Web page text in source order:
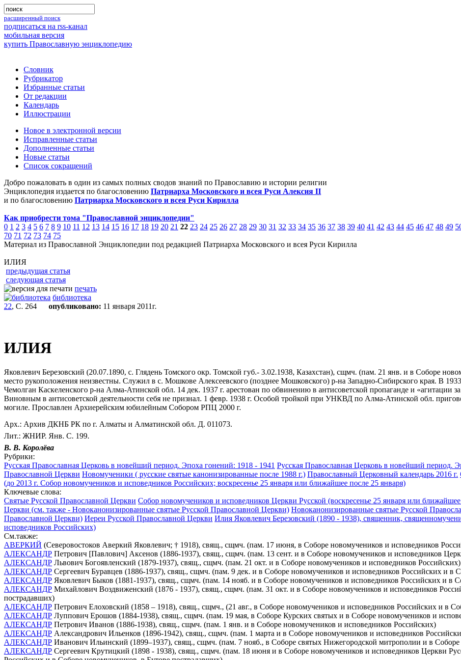
расширенный поиск
подписаться на rss-канал
мобильная версия
купить Православную энциклопедию
Словник
Рубрикатор
Избранные статьи
От редакции
Календарь
Иллюстрации
Новое в электронной версии
Исправленные статьи
Дополненные статьи
Новые статьи
Список сокращений
Добро пожаловать в один из самых полных сводов знаний по Православию и истории религии
Энциклопедия издается по благословению Патриарха Московского и всея Руси Алексия II
и по благословению Патриарха Московского и всея Руси Кирилла
Как приобрести тома "Православной энциклопедии"
0 1 2 3 4 5 6 7 8 9 10 11 12 13 14 15 16 17 18 19 20 21 22 23 24 25 26 27 28 29 30 31 32 33 34 35 36 37 38 39 40 41 42 43 44 45 46 47 48 49
70 71 72 73 74 75
Материал из Православной Энциклопедии под редакцией Патриарха Московского и всея Руси Кирилла
ИЛИЯ
предыдущая статья
следующая статья
печать
библиотека
22, С. 264 опубликовано: 11 января 2011г.
ИЛИЯ
Яковлевич Березовский (20.07.1890, с. Глядень Томского окр. Томской губ.- 3.02.1938, Казахстан), сщмч. (пам. 21 янв. и в Соборе
место рукоположения неизвестны. Служил в с. Мошкове Алексеевского (позднее Мошковского) р-на Западно-Сибирского края. В
Чемолган Каскеленского р-на Алма-Атинской обл. 14 дек. 1937 г. арестован по обвинению в антисоветской пропаганде и «агитации
Виновным в антисоветской деятельности себя не признал. 1 февр. 1938 г. Особой тройкой при УНКВД по Алма-Атинской обл.
могиле. Прославлен Архиерейским юбилейным Собором РПЦ 2000 г.
Арх.: Архив ДКНБ РК по г. Алматы и Алматинской обл. Д. 011073.
Лит.: ЖНИР. Янв. С. 199.
В. В. Королёва
Рубрики:
Русская Православная Церковь в новейший период. Эпоха гонений: 1918 - 1941 Русская Православная Церковь в новейший период.
Православной Церкви Новомученики ( русские святые канонизированные после 1988 г.) Православный Церковный календарь 2016 г.
(до 2013 г. Собор новомучеников и исповедников Российских; воскресенье 25 января или ближайшее после 25 января)
Ключевые слова:
Святые Русской Православной Церкви Собор новомучеников и исповедников Церкви Русской (воскресенье 25 января или
Церкви (см. также - Новоканонизированные святые Русской Православной Церкви) Новоканонизированные святые Русской
Православной Церкви) Иереи Русской Православной Церкви Илия Яковлевич Березовский (1890 - 1938), священник,
исповедников Российских)
См.также:
АВЕРКИЙ (Северовостоков Аверкий Яковлевич; † 1918), свящ., сщмч. (пам. 17 июня, в Соборе новомучеников и исповедников
АЛЕКСАНДР Петрович [Павлович] Аксенов (1886-1937), свящ., сщмч. (пам. 13 сент. и в Соборе новомучеников и исповедников
АЛЕКСАНДР Львович Богоявленский (1879-1937), свящ., сщмч. (пам. 21 окт. и в Соборе новомучеников и исповедников Российских)
АЛЕКСАНДР Сергеевич Буравцев (1886-1937), свящ., сщмч. (пам. 9 дек. и в Соборе новомучеников и исповедников Российских и в
АЛЕКСАНДР Яковлевич Быков (1881-1937), свящ., сщмч. (пам. 14 нояб. и в Cоборе новомучеников и исповедников Российских и в
АЛЕКСАНДР Михайлович Воздвиженский (1876 - 1937), свящ., сщмч. (пам. 31 окт. и в Соборе новомучеников и исповедников
пострадавших)
АЛЕКСАНДР Петрович Елоховский (1858 – 1918), свящ., сщмч., (21 авг., в Соборе новомучеников и исповедников Российских и в
АЛЕКСАНДР Луппович Ерошов (1884-1938), свящ., сщмч. (пам. 19 мая, в Соборе Курских святых и в Соборе новомучеников и
АЛЕКСАНДР Петрович Иванов (1886-1938), свящ., сщмч. (пам. 1 янв. и в Соборе новомучеников и исповедников Российских)
АЛЕКСАНДР Александрович Ильенков (1896-1942), свящ., сщмч. (пам. 1 марта и в Соборе новомучеников и исповедников
АЛЕКСАНДР Иванович Ильинский (1899–1937), свящ., сщмч. (пам. 7 нояб., в Соборе святых Нижегородской митрополии и в
АЛЕКСАНДР Сергеевич Крутицкий (1898 - 1938), свящ., сщмч. (пам. 18 июня и в Соборе новомучеников и исповедников Церкви